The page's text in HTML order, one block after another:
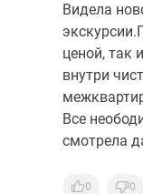
Видела
ценой, так
внутри
Все
смотрела
0 0